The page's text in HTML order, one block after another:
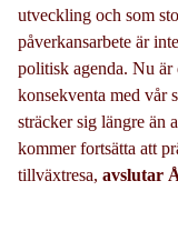
utveckling och som
påverkansarbete är
politisk agenda. Nu
konsekventa med vår
sträcker sig längre än
kommer fortsätta att
tillväxtresa, avslutar